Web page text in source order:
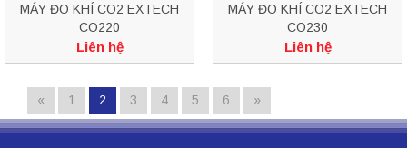
MÁY ĐO KHÍ CO2 EXTECH
CO220
Liên hệ
MÁY ĐO KHÍ CO2 EXTECH
CO230
Liên hệ
« 1 2 3 4 5 6 »